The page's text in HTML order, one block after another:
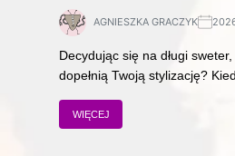
AGNIESZKA GRACZYK
Decydując się na długi
dopełnią Twoją stylizację?
WIĘCEJ